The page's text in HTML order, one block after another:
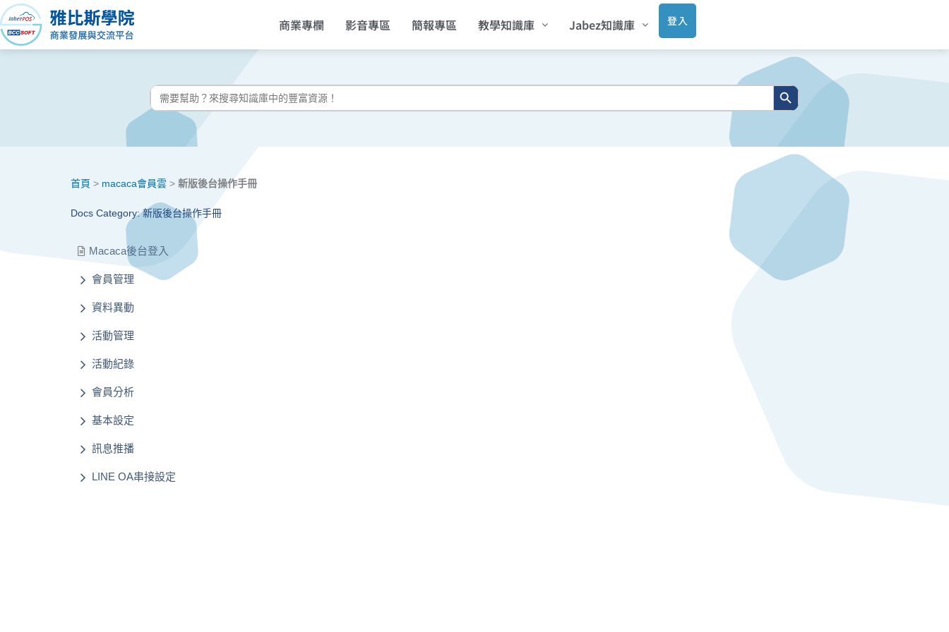
跳
至
主
商業專欄 影音專區 簡報專區 教學知識庫 Jabez知識庫 登入
搜
尋:
搜尋按鈕
首頁 > macaca會員雲 > 新版後台操作手冊
Docs Category: 新版後台操作手冊
Macaca後台登入
會員管理
資料異動
活動管理
活動紀錄
會員分析
基本設定
訊息推播
LINE OA串接設定